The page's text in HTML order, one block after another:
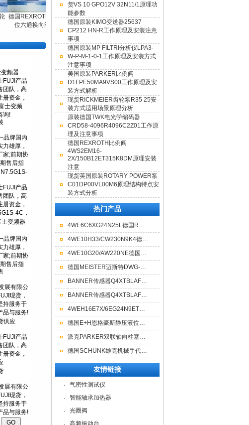
德国REXROTH二
位六通换向阀
HYDAC贺德克压
力传感器工厂直供
价格低
KF 63 RF 2-D 15
KARCHT原厂德国
全新
德国进口全新
8 G 1 2 MS COC
货VS 10 GPO12V 32N11/1原理功
能参数
德国原装KIMO变送器25637
CP212 HN-R工作原理及安装注意
事项
德国原装MP FILTRI分析仪LPA3-
W-P-M-1-0-1工作原理及安装方式
注意事项
美国原装PARKER比例阀
D1FPE50MA9VS00工作原理及安
装方式解析
现货RICKMEIER齿轮泵R35 25安
装方式适用场景原理分析
原装德国TWK电光学编码器
CRD58-4096R4096C2Z01工作原
理及注意事项
德国REXROTH比例阀
4WS2EM16-
2X/150B12ET315K8DM原理安装
注意
现货英国原装ROTARY POWER泵
C01DP00VL00M6原理结构特点安
装方式分析
热门产品
4WE6C6XG24N25L德国REXROTH力士乐六通电磁阀上海总代理
4WE10H33/CW230N9K4德国REXROTH力士乐电磁阀现货库存
4WE10G20/AW220NE德国REXROTH力士乐十通电磁阀优势供应
德国MEISTER迈斯特DWG-18 G1/2流量开关现货
BANNER传感器Q4XTBLAF300-Q8资料说明
BANNER传感器Q4XTBLAF300-Q8型号说明
4WEH16E7X/6EG24N9ETK德国力士乐三通电磁阀保证
德国E+H恩格豪斯静压液位计的参数
派克PARKER双联轴向柱塞泵上海销售
德国SCHUNK雄克机械手代理商 SLH-020-100
友情链接
·
气密性测试仪
·
智能轴承加热器
·
光圈阀
高频振动台